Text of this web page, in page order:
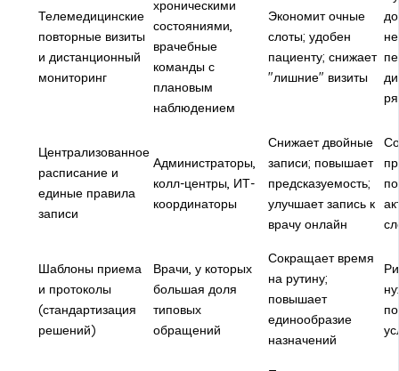
Телемедицинские
повторные визиты
и дистанционный
мониторинг
хроническими
состояниями,
врачебные
команды с
плановым
наблюдением
Экономит очные
слоты; удобен
пациенту; снижает
"лишние" визиты
Централизованное
расписание и
единые правила
записи
Администраторы,
колл-центры, ИТ-
координаторы
Снижает двойные
записи; повышает
предсказуемость;
улучшает запись к
врачу онлайн
Шаблоны приема
и протоколы
(стандартизация
решений)
Врачи, у которых
большая доля
типовых
обращений
Сокращает время
на рутину;
повышает
единообразие
назначений